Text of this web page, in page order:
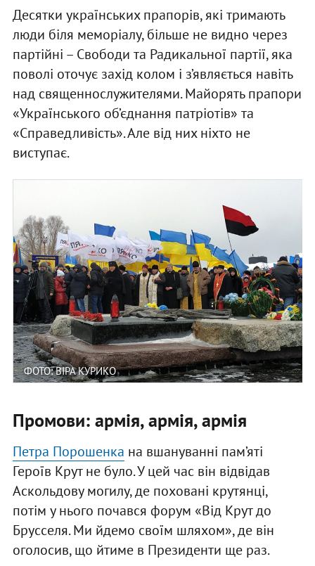
Десятки українських прапорів, які тримають
люди біля меморіалу, більше не видно через
партійні – Свободи та Радикальної партії, яка
поволі оточує захід колом і з’являється навіть
над священнослужителями. Майорять прапори
«Українського об’єднання патріотів» та
«Справедливість». Але від них ніхто не
виступає.
ФОТО: ВІРА КУРИКО
Промови: армія, армія, армія
Петра Порошенка на вшануванні пам’яті
Героїв Крут не було. У цей час він відвідав
Аскольдову могилу, де поховані крутянці,
потім у нього почався форум «Від Крут до
Брусселя. Ми йдемо своїм шляхом», де він
оголосив, що йтиме в Президенти ще раз.